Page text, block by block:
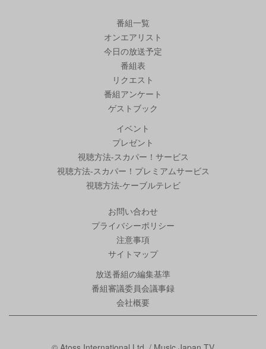
番組一覧
オンエアリスト
今日の放送予定
番組表
リクエスト
番組アンケート
ゲストブック
イベント
プレゼント
視聴方法-スカパー！サービス
視聴方法-スカパー！プレミアムサービス
視聴方法-ケーブルテレビ
お問い合わせ
プライバシーポリシー
注意事項
サイトマップ
放送番組の編集基準
番組審議委員会議事録
会社概要